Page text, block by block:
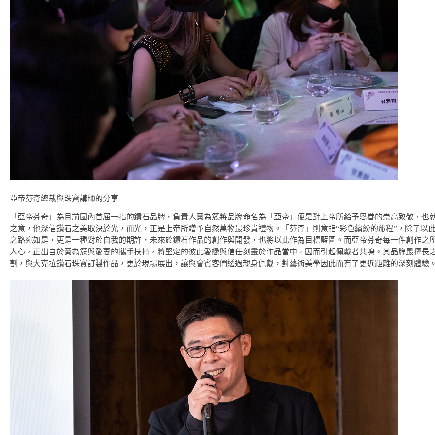
亞帝芬奇總裁與珠寶講師的分享​
「亞帝芬奇」為目前國內首屈一指的鑽石品牌，負責人黃為簇將品牌命名為「亞帝」便是對上帝所給予恩眷的崇高致敬，也
之意，他深信鑽石之美取決於光，而光，正是上帝所贈予自然萬物最珍貴禮物。「芬奇」則意指“彩色繽紛的旅程”，除了以
之路宛如是，更是一種對於自我的期許，未來於鑽石作品的創作與開發，也將以此作為目標藍圖。而亞帝芬奇每一件創作之
人心，正出自於黃為簇與愛妻的攜手扶持，將堅定的彼此愛戀與信任刻畫於作品當中，因而引起佩戴者共鳴。其品牌最擅長
割，與大克拉鑽石珠寶訂製作品，更於現場展出，讓與會賓客們透過親身佩戴，對藝術美學因此而有了更近距離的深刻體驗。